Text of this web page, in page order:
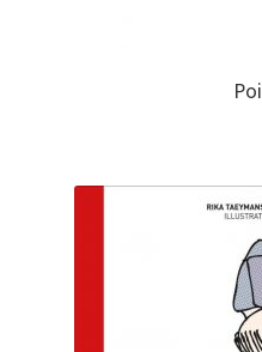
Poi